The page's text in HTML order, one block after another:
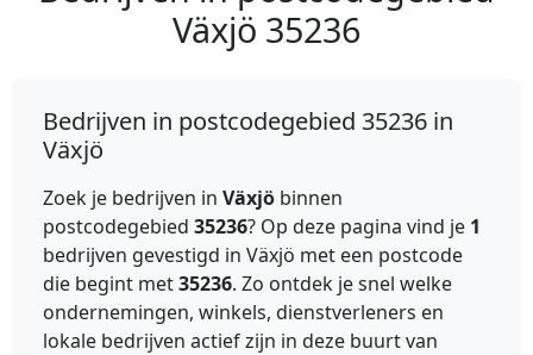
Växjö 35236
Bedrijven in postcodegebied 35236 in
Växjö
Zoek je bedrijven in Växjö binnen
postcodegebied 35236? Op deze pagina vind je 1
bedrijven gevestigd in Växjö met een postcode
die begint met35236. Zo ontdek je snel welke
ondernemingen, winkels, dienstverleners en
lokale bedrijven actief zijn in deze buurt van